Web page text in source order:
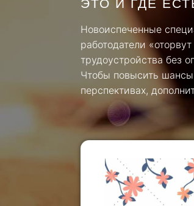
ЭТО И ГДЕ
Новоиспеченные
работодатели
трудоустройства без
Чтобы повысить
перспективах,